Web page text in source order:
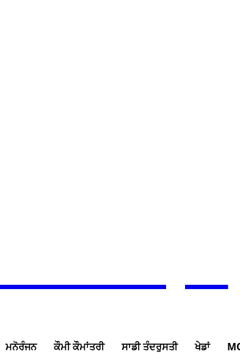
ਮਨੋਰੰਜਨ ਕੌਮੀ ਕੌਮਾਂਤਰੀ ਸਾਡੀ ਤੰਦਰੁਸਤੀ ਖੇਡਾਂ